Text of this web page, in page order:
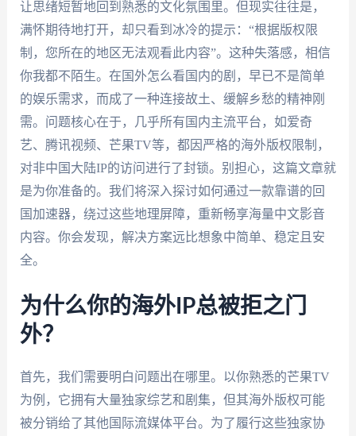
让思绪短暂地回到熟悉的文化氛围里。但现实往往是，
满怀期待地打开，却只看到冰冷的提示：“根据版权限
制，您所在的地区无法观看此内容”。这种失落感，相信
你我都不陌生。在国外怎么看国内的剧，早已不是简单
的娱乐需求，而成了一种连接故土、缓解乡愁的精神刚
需。问题核心在于，几乎所有国内主流平台，如爱奇
艺、腾讯视频、芒果TV等，都因严格的海外版权限制，
对非中国大陆IP的访问进行了封锁。别担心，这篇文章就
是为你准备的。我们将深入探讨如何通过一款靠谱的回
国加速器，绕过这些地理屏障，重新畅享海量中文影音
内容。你会发现，解决方案远比想象中简单、稳定且安
全。
为什么你的海外IP总被拒之门
外？
首先，我们需要明白问题出在哪里。以你熟悉的芒果TV
为例，它拥有大量独家综艺和剧集，但其海外版权可能
被分销给了其他国际流媒体平台。为了履行这些独家协